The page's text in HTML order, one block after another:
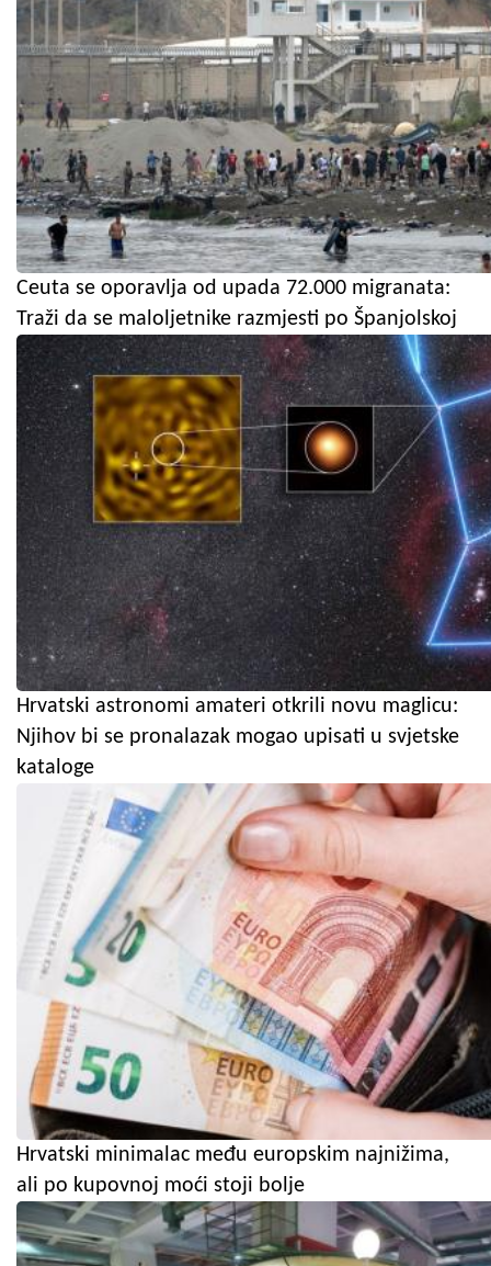
Ceuta se oporavlja od upada 72.000 migranata:
Traži da se maloljetnike razmjesti po Španjolskoj
Hrvatski astronomi amateri otkrili novu maglicu:
Njihov bi se pronalazak mogao upisati u svjetske
kataloge
Hrvatski minimalac među europskim najnižima,
ali po kupovnoj moći stoji bolje